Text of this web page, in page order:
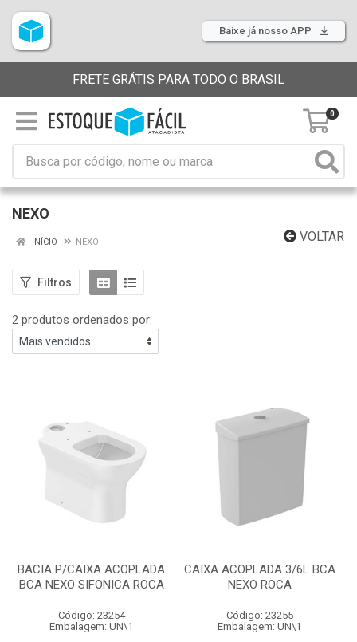
Baixe já nosso APP
FRETE GRÁTIS PARA TODO O BRASIL
0
NEXO
VOLTAR
INÍCIO NEXO
Filtros
2 produtos ordenados por:
BACIA P/CAIXA ACOPLADA
BCA NEXO SIFONICA ROCA
Código: 23254
Embalagem: UN\1
CAIXA ACOPLADA 3/6L BCA
NEXO ROCA
Código: 23255
Embalagem: UN\1